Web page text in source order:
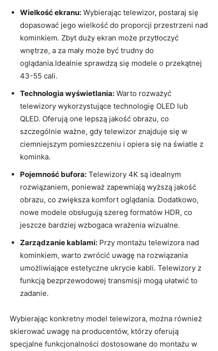
Wielkość ekranu: Wybierając telewizor, ‍postaraj się
dopasować jego wielkość do proporcji przestrzeni nad
kominkiem. Zbyt duży ekran może przytłoczyć
wnętrze, a za mały⁤ może być ⁢trudny‍ do
oglądania.Idealnie sprawdzą się modele ‌o przekątnej
43-55⁣ cali.
Technologia wyświetlania: Warto rozważyć
telewizory wykorzystujące technologię OLED lub
QLED. Oferują one lepszą jakość obrazu, co
szczególnie ważne, gdy telewizor znajduje się w
⁢ciemniejszym⁤ pomieszczeniu i opiera się na światle z
kominka.
Pojemność bufora: Telewizory 4K są idealnym
rozwiązaniem, ponieważ zapewniają wyższą jakość⁣
obrazu, co zwiększa komfort oglądania. Dodatkowo,
nowe modele ‌obsługują szereg‌ formatów HDR, co
jeszcze⁣ bardziej wzbogaca wrażenia wizualne.
Zarządzanie ⁤kablami: Przy montażu telewizora nad
kominkiem, ⁣warto⁣ zwrócić⁣ uwagę na rozwiązania
umożliwiające estetyczne ukrycie kabli. Telewizory z
funkcją bezprzewodowej transmisji⁢ mogą ułatwić to
zadanie.
Wybierając ⁣konkretny model telewizora, można również
skierować uwagę na​ producentów, którzy oferują
specjalne funkcjonalności dostosowane do montażu w